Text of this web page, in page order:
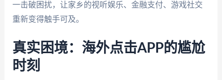
一击破困扰，让家乡的视听娱乐、金融支付、游戏社交
重新变得触手可及。
真实困境：海外点击APP的尴尬
时刻